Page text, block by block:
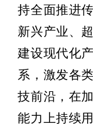
持全面推进
新兴产业、
建设现代化
系，激发各
技前沿，在
能力上持续